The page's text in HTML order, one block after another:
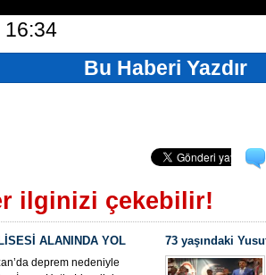
16:34
Bu Haberi Yazdır
ilginizi çekebilir!
ALANINDA YOL
deprem nedeniyle
73 yaşındaki
Yeniden MHP